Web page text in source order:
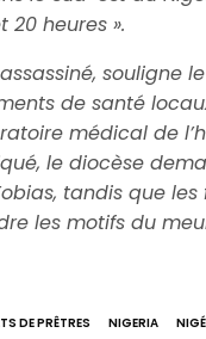
20 heures ».
souligne
de santé
médical de
le diocèse
tandis que
les motifs du
DE PRÊTRES NIGERIA